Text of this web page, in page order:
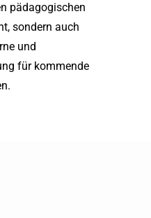
pädagogischen
sondern auch
und
für kommende